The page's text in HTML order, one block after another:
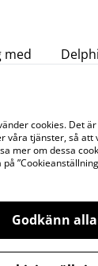
med
cookies. Det
våra tjänster, så att
mer om dessa
Godkänn alla